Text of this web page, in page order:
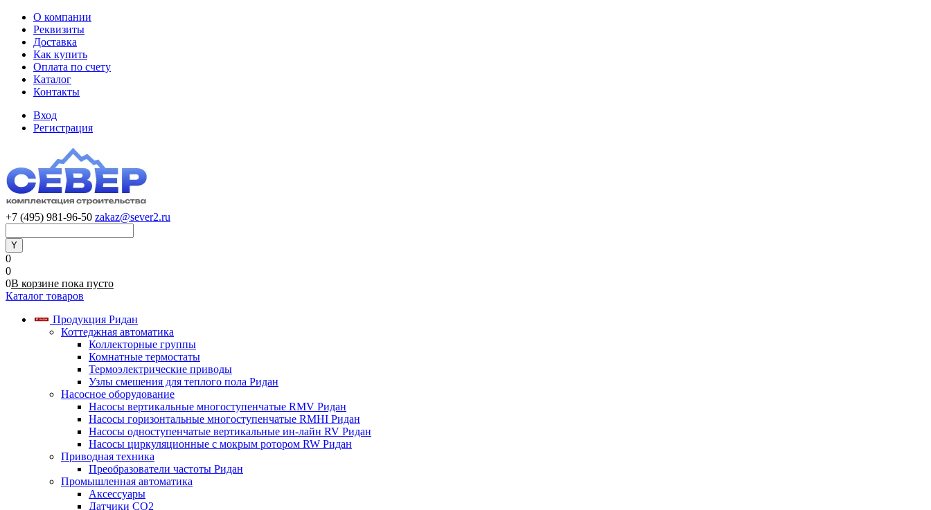
О компании
Реквизиты
Доставка
Как купить
Оплата по счету
Каталог
Контакты
Вход
Регистрация
+7 (495) 981-96-50 zakaz@sever2.ru
0
0
0В корзине пока пусто
Каталог товаров
Продукция Ридан
Коттеджная автоматика
Коллекторные группы
Комнатные термостаты
Термоэлектрические приводы
Узлы смешения для теплого пола Ридан
Насосное оборудование
Насосы вертикальные многоступенчатые RMV Ридан
Насосы горизонтальные многоступенчатые RMHI Ридан
Насосы одноступенчатые вертикальные ин-лайн RV Ридан
Насосы циркуляционные с мокрым ротором RW Ридан
Приводная техника
Преобразователи частоты Ридан
Промышленная автоматика
Аксессуары
Датчики CO2